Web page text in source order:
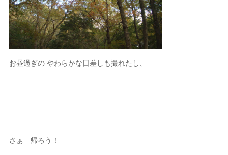
お昼過ぎの やわらかな日差しも撮れたし、
さぁ 帰ろう！